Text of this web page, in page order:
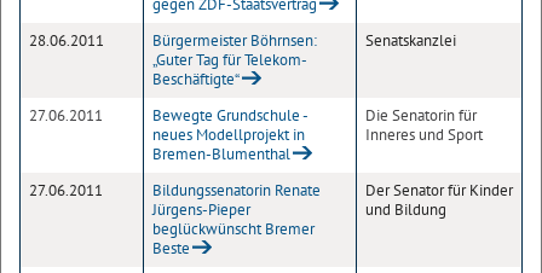
gegen ZDF-Staatsvertrag
28.06.2011
Bürgermeister Böhrnsen:
„Guter Tag für Telekom-
Beschäftigte“
Senatskanzlei
27.06.2011
Bewegte Grundschule -
neues Modellprojekt in
Bremen-Blumenthal
Die Senatorin für
Inneres und Sport
27.06.2011
Bildungssenatorin Renate
Jürgens-Pieper
beglückwünscht Bremer
Beste
Der Senator für Kinder
und Bildung